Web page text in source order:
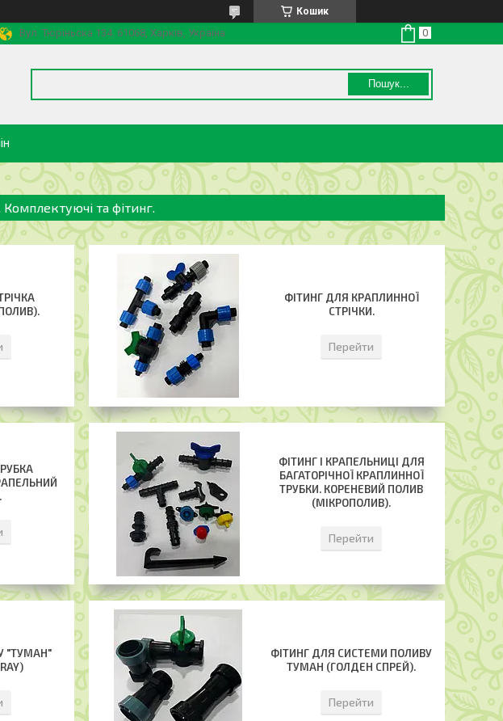
Кошик
Вул. Тюріньска 134. 61068, Харків, Україна
Пошук...
та фітинг.
ФІТИНГ ДЛЯ КРАПЛИННОЇ
СТРІЧКИ.
Перейти
ФІТИНГ І КРАПЕЛЬНИЦІ ДЛЯ
БАГАТОРІЧНОЇ КРАПЛИННОЇ
ТРУБКИ. КОРЕНЕВИЙ ПОЛИВ
(МІКРОПОЛИВ).
Перейти
"ТУМАН"
ФІТИНГ ДЛЯ СИСТЕМИ ПОЛИВУ
ТУМАН (ГОЛДЕН СПРЕЙ).
Перейти